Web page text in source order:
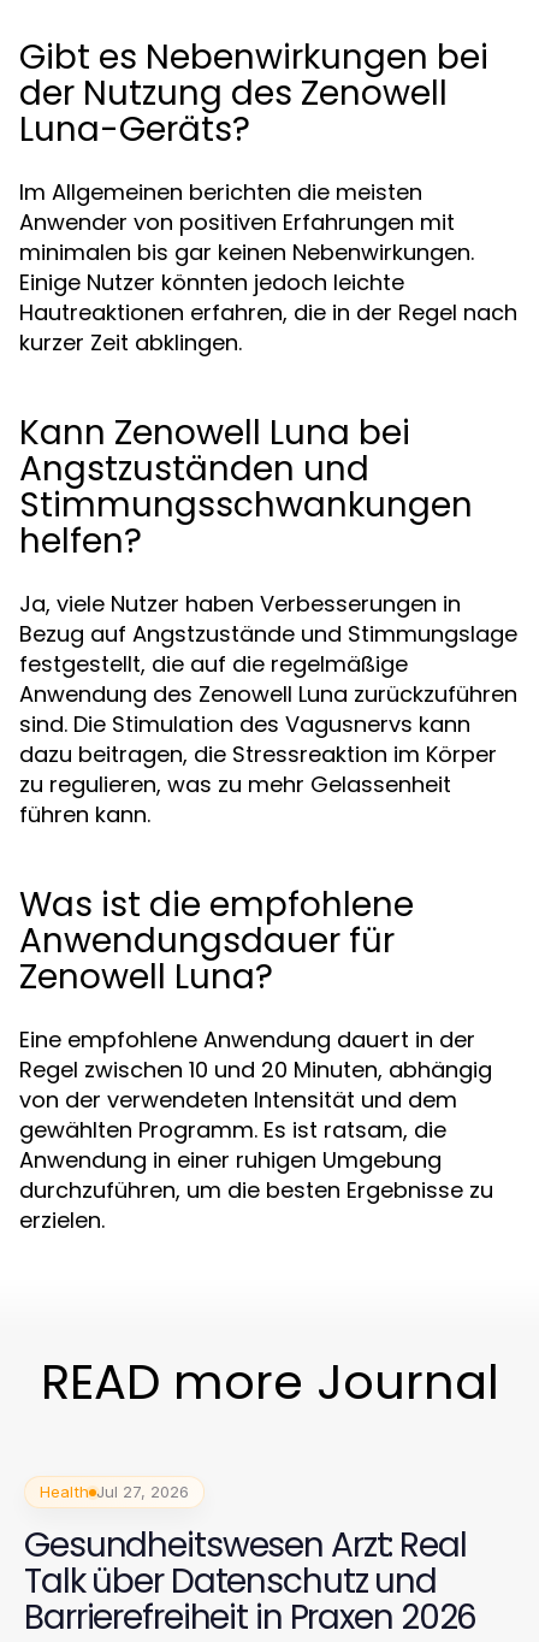
Gibt es Nebenwirkungen bei
der Nutzung des Zenowell
Luna-Geräts?
Im Allgemeinen berichten die meisten
Anwender von positiven Erfahrungen mit
minimalen bis gar keinen Nebenwirkungen.
Einige Nutzer könnten jedoch leichte
Hautreaktionen erfahren, die in der Regel nach
kurzer Zeit abklingen.
Kann Zenowell Luna bei
Angstzuständen und
Stimmungsschwankungen
helfen?
Ja, viele Nutzer haben Verbesserungen in
Bezug auf Angstzustände und Stimmungslage
festgestellt, die auf die regelmäßige
Anwendung des Zenowell Luna zurückzuführen
sind. Die Stimulation des Vagusnervs kann
dazu beitragen, die Stressreaktion im Körper
zu regulieren, was zu mehr Gelassenheit
führen kann.
Was ist die empfohlene
Anwendungsdauer für
Zenowell Luna?
Eine empfohlene Anwendung dauert in der
Regel zwischen 10 und 20 Minuten, abhängig
von der verwendeten Intensität und dem
gewählten Programm. Es ist ratsam, die
Anwendung in einer ruhigen Umgebung
durchzuführen, um die besten Ergebnisse zu
erzielen.
READ more Journal
Health Jul 27, 2026
Gesundheitswesen Arzt: Real
Talk über Datenschutz und
Barrierefreiheit in Praxen 2026